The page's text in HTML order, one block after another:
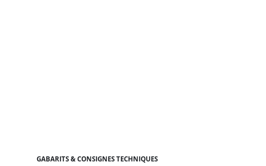
GABARITS & CONSIGNES TECHNIQUES